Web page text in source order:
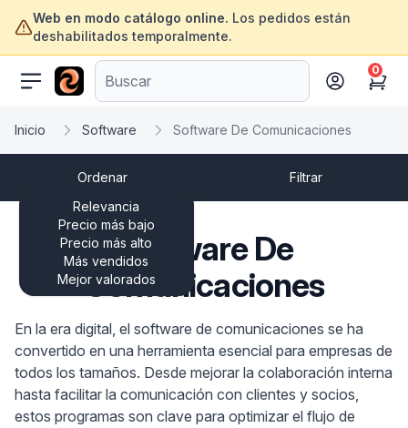
Web en modo catálogo online. Los pedidos están
deshabilitados temporalmente.
ofertasinformatica.com
Cart
0
Inicio Software Software De Comunicaciones
Ordenar
Relevancia
Precio más bajo
Precio más alto
Más vendidos
Mejor valorados
Filtrar
Software De
Comunicaciones
En la era digital, el software de comunicaciones se ha
convertido en una herramienta esencial para empresas de
todos los tamaños. Desde mejorar la colaboración interna
hasta facilitar la comunicación con clientes y socios,
estos programas son clave para optimizar el flujo de